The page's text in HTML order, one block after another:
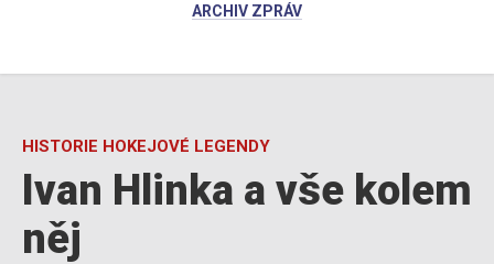
ARCHIV ZPRÁV
HISTORIE HOKEJOVÉ LEGENDY
Ivan Hlinka a vše kolem
něj